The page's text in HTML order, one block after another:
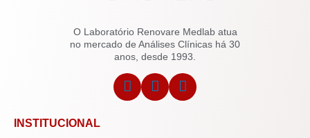
O Laboratório Renovare Medlab atua
no mercado de Análises Clínicas há 30
anos, desde 1993.
INSTITUCIONAL